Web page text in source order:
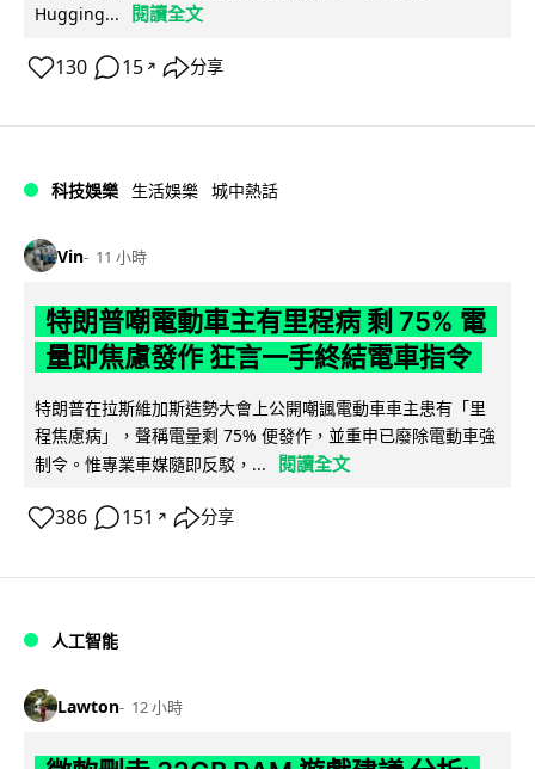
Hugging...
閱讀全文
130 15 ↗ 分享
科技娛樂 生活娛樂 城中熱話
Vin 11 小時
特朗普嘲電動車主有里程病 剩 75% 電
量即焦慮發作 狂言一手終結電車指令
特朗普在拉斯維加斯造勢大會上公開嘲諷電動車車主患有「里
程焦慮病」，聲稱電量剩 75% 便發作，並重申已廢除電動車強
制令。惟專業車媒隨即反駁，...
閱讀全文
386 151 ↗ 分享
人工智能
Lawton 12 小時